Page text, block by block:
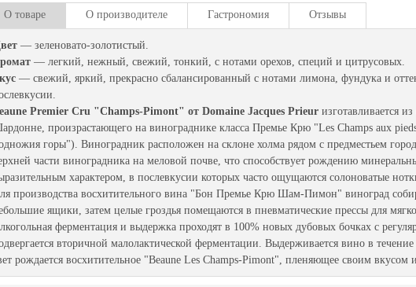
О товаре О производителе Гастрономия Отзывы
— зеленовато-золотистый.
— легкий, нежный, свежий, тонкий, с нотами орехов, специй и цитрусовых.
— свежий, яркий, прекрасно сбалансированный с нотами лимона, фундука и
Premier Cru "Champs-Pimont" от Domaine Jacques Prieur изготавливается
произрастающего на винограднике класса Премье Крю "Les Champs aux
горы"). Виноградник расположен на склоне холма рядом с предместьем
части виноградника на меловой почве, что способствует рождению
характером, в послевкусии которых часто ощущаются солоноватые
производства восхитительного вина "Бон Премье Крю Шам-Пимон" виноград
ящики, затем целые гроздья помещаются в пневматические прессы для
ферментация и выдержка проходят в 100% новых дубовых бочках с
вторичной малолактической ферментации. Выдерживается вино в
рождается восхитительное "Beaune Les Champs-Pimont", пленяющее своим вкусом